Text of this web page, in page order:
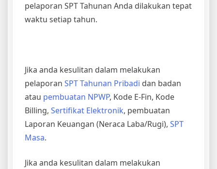
pelaporan SPT Tahunan Anda dilakukan tepat
waktu setiap tahun.
Jika anda kesulitan dalam melakukan
pelaporan SPT Tahunan Pribadi dan badan
atau pembuatan NPWP, Kode E-Fin, Kode
Billing, Sertifikat Elektronik, pembuatan
Laporan Keuangan (Neraca Laba/Rugi), SPT
Masa.
Jika anda kesulitan dalam melakukan